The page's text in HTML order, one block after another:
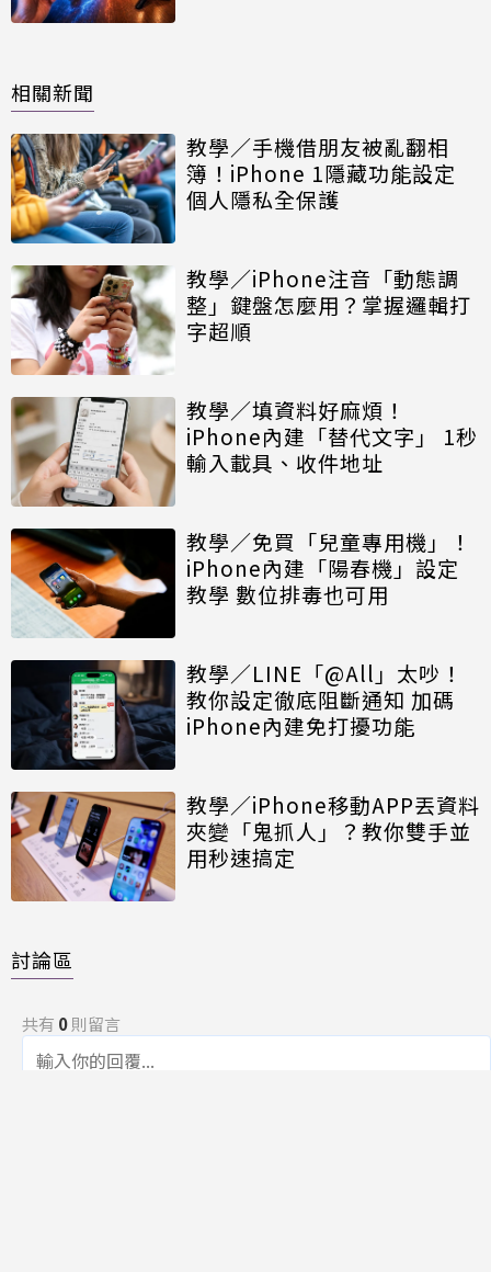
相關新聞
教學／手機借朋友被亂翻相
簿！iPhone 1隱藏功能設定
個人隱私全保護
教學／iPhone注音「動態調
整」鍵盤怎麼用？掌握邏輯打
字超順
教學／填資料好麻煩！
iPhone內建「替代文字」 1秒
輸入載具、收件地址
教學／免買「兒童專用機」！
iPhone內建「陽春機」設定
教學 數位排毒也可用
教學／LINE「@All」太吵！
教你設定徹底阻斷通知 加碼
iPhone內建免打擾功能
教學／iPhone移動APP丟資料
夾變「鬼抓人」？教你雙手並
用秒速搞定
討論區
共有 0則留言